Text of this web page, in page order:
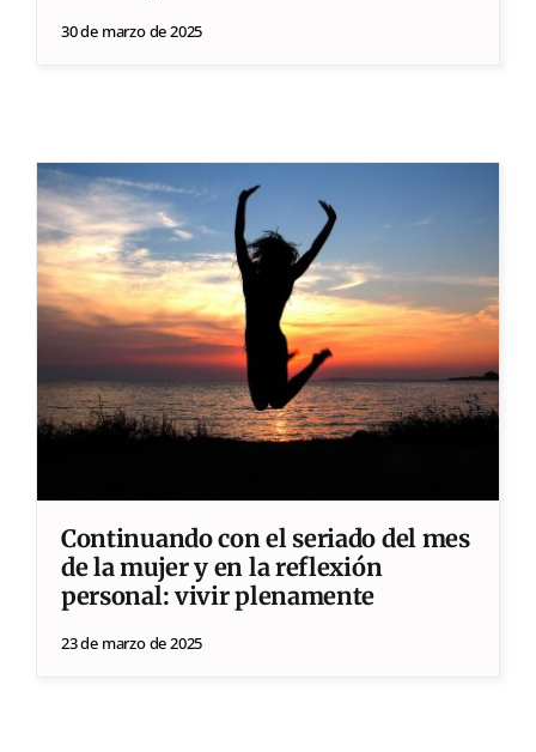
30 de marzo de 2025
Continuando con el seriado del mes
de la mujer y en la reflexión
personal: vivir plenamente
23 de marzo de 2025